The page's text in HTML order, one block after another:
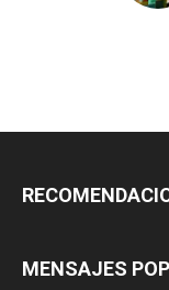
MENSAJES